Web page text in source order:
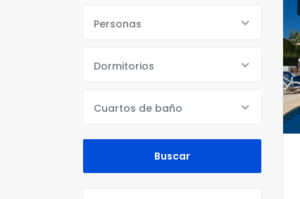
Personas
Dormitorios
Cuartos de baño